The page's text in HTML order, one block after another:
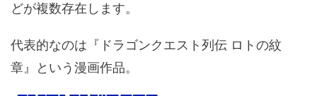
どが複数存在します。
代表的なのは『ドラゴンクエスト列伝 ロトの紋
章』という漫画作品。